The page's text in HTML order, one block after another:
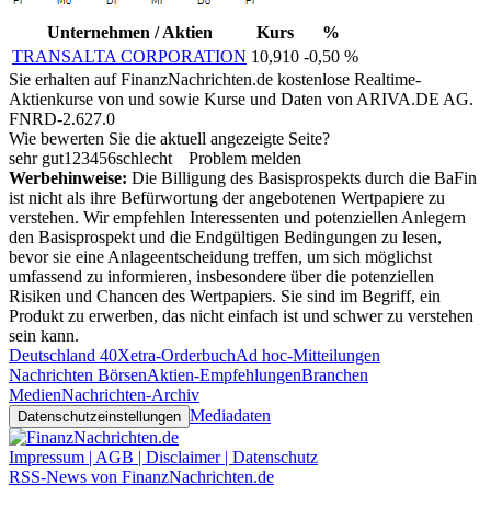
Unternehmen / Aktien Kurs
%
TRANSALTA CORPORATION 10,910 -0,50 %
Sie erhalten auf FinanzNachrichten.de kostenlose Realtime-
Aktienkurse von und sowie Kurse und Daten von ARIVA.DE AG.
FNRD-2.627.0
Wie bewerten Sie die aktuell angezeigte Seite?
sehr gut1 23456schlecht
Problem melden
Werbehinweise: Die Billigung des Basisprospekts durch die BaFin
ist nicht als ihre Befürwortung der angebotenen Wertpapiere zu
verstehen. Wir empfehlen Interessenten und potenziellen Anlegern
den Basisprospekt und die Endgültigen Bedingungen zu lesen,
bevor sie eine Anlageentscheidung treffen, um sich möglichst
umfassend zu informieren, insbesondere über die potenziellen
Risiken und Chancen des Wertpapiers. Sie sind im Begriff, ein
Produkt zu erwerben, das nicht einfach ist und schwer zu verstehen
sein kann.
Deutschland 40Xetra-OrderbuchAd hoc-Mitteilungen
Nachrichten BörsenAktien-EmpfehlungenBranchen
MedienNachrichten-Archiv
Datenschutzeinstellungen Mediadaten
Impressum | AGB | Disclaimer | Datenschutz
RSS-News von FinanzNachrichten.de